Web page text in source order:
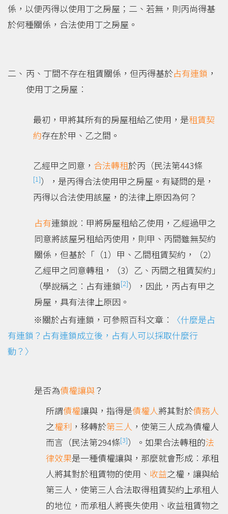
係，以便丙得以使用丁之房屋；二、若無，則丙尚得基
於何種關係，合法使用丁之房屋。
丙、丁間不存在租賃關係，但丙得基於占有連鎖 ，
使用丁之房屋︰
最初，甲將其所有的房屋租給乙使用，是租賃契
約存在於甲、乙之間。
乙經甲之同意， 合法轉租於丙（民法第443條
[1]），是丙得合法使用甲之房屋。有疑問的是，
丙得以合法使用該屋，的法律上原因為何？
占有連鎖說︰甲將房屋租給乙使用，乙經過甲之
同意將該屋另租給丙使用，則甲、丙間雖無契約
關係，但基於「（1）甲、乙間租賃契約，（2）
乙經甲之同意轉租，（3）乙、丙間之租賃契約」
（學說稱之︰占有連鎖[2]），因此，丙占有甲之
房屋，具有法律上原因。
※關於占有連鎖，可參照百科文章︰
〈什麼是占
有連鎖？占有連鎖成立後，占有人可以採取什麼行
動？〉
是否為債權讓與？
所謂債權讓與，指得是債權人將其對於債務人
之權利 ，移轉於第三人 ，使第三人成為債權人
而言（民法第294條[3]）。如果合法轉租的法
律效果是一種債權讓與，那麼就會形成︰承租
人將其對於租賃物的使用、 收益之權，讓與給
第三人，使第三人合法取得租賃契約上承租人
的地位，而承租人將喪失使用、收益租賃物之